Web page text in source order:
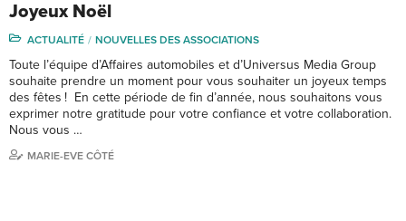
Joyeux Noël
ACTUALITÉ NOUVELLES DES ASSOCIATIONS
Toute l’équipe d’Affaires automobiles et d’Universus Media Group
souhaite prendre un moment pour vous souhaiter un joyeux temps
des fêtes ! En cette période de fin d’année, nous souhaitons vous
exprimer notre gratitude pour votre confiance et votre collaboration.
Nous vous …
MARIE-EVE CÔTÉ